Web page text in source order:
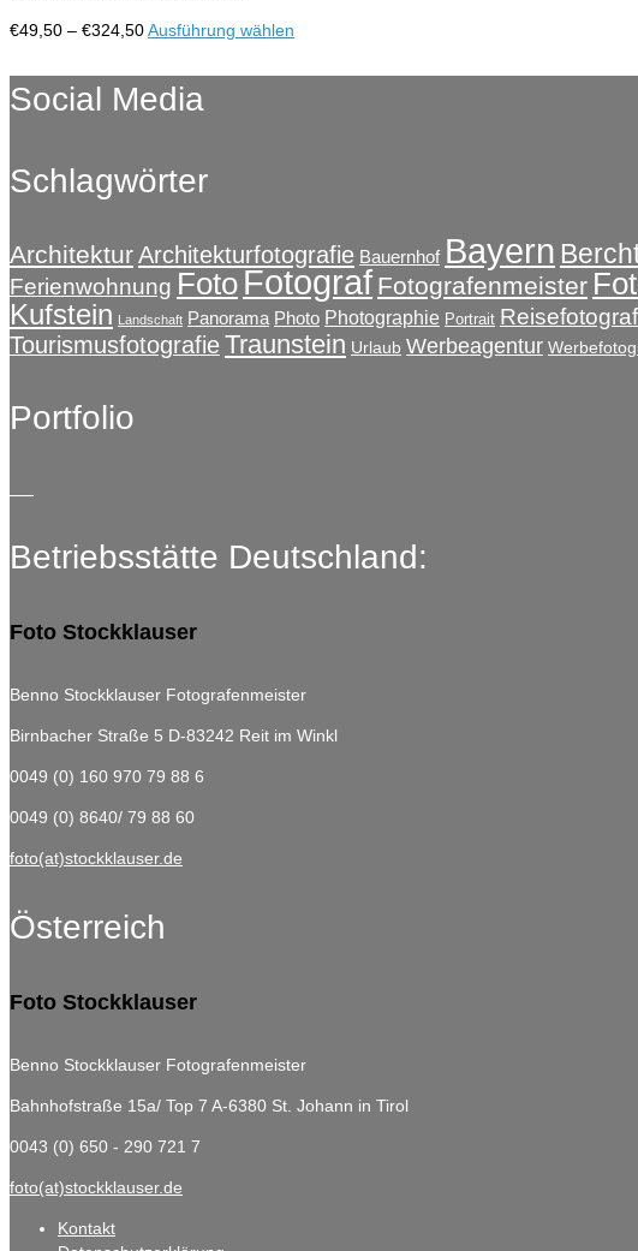
können
€49,50 – €324,50Preisspanne:
bis
€324,50
Ausführung wählen
weist
der
Produktseite
gewählt
werden
Social Media
Schlagwörter
ArchitekturArchitekturfotografie Bauernhof Bayern
Ferienwohnung Foto Fotograf Fotografenmeister
Kufstein Landschaft Panorama Photo Photographie Portrait
TourismusfotografieTraunstein Urlaub Werbeagentur
Portfolio
Betriebsstätte Deutschland:
Foto Stockklauser
Benno Stockklauser Fotografenmeister
Birnbacher Straße 5 D-83242 Reit im Winkl
0049 (0) 160 970 79 88 6
0049 (0) 8640/ 79 88 60
foto(at)stockklauser.de
Österreich
Foto Stockklauser
Benno Stockklauser Fotografenmeister
Bahnhofstraße 15a/ Top 7 A-6380 St. Johann in Tirol
0043 (0) 650 - 290 721 7
foto(at)stockklauser.de
Kontakt